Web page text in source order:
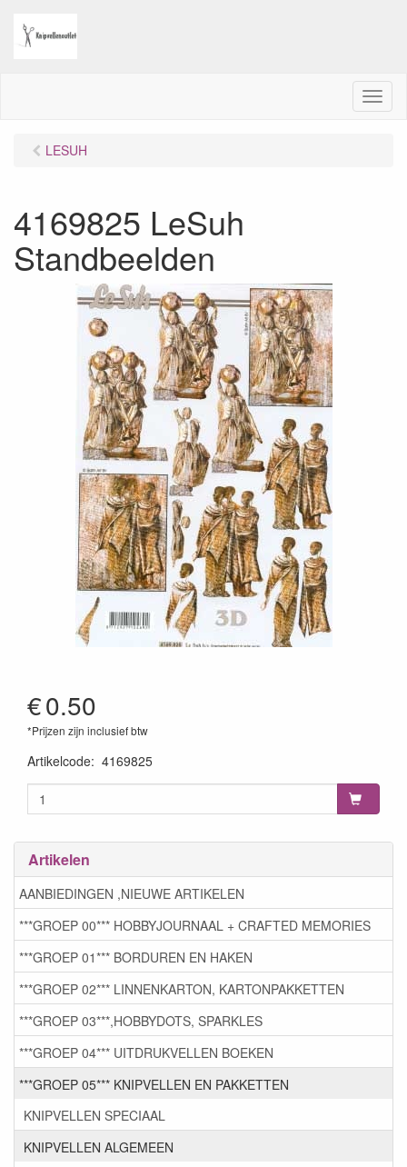
M
e
LESUH
4169825 LeSuh
Standbeelden
€0.50
*Prijzen zijn inclusief btw
Artikelcode: 4169825
Artikelen
AANBIEDINGEN ,NIEUWE ARTIKELEN
***GROEP 00*** HOBBYJOURNAAL + CRAFTED MEMORIES
***GROEP 01*** BORDUREN EN HAKEN
***GROEP 02*** LINNENKARTON, KARTONPAKKETTEN
***GROEP 03***,HOBBYDOTS, SPARKLES
***GROEP 04*** UITDRUKVELLEN BOEKEN
***GROEP 05*** KNIPVELLEN EN PAKKETTEN
KNIPVELLEN SPECIAAL
KNIPVELLEN ALGEMEEN